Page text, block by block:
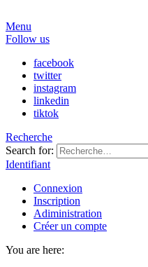
Menu
Follow us
facebook
twitter
instagram
linkedin
tiktok
Recherche
Search for:
Identifiant
Connexion
Inscription
Adiministration
Créer un compte
You are here: